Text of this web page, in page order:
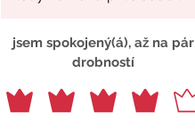
jsem spokojený(á), až na pár
drobností